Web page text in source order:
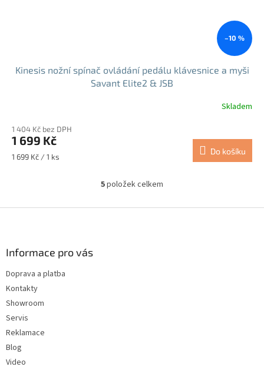
–10 %
Kinesis nožní spínač ovládání pedálu klávesnice a myši
Savant Elite2 & JSB
produktu
je
5,0
Skladem
1 404 Kč bez DPH
1 699 Kč
Měrná
1 699 Kč / 1 ks
Do košíku
O
l
5položek celkem
Informace pro vás
Doprava a platba
Kontakty
Showroom
Servis
Reklamace
Blog
Video